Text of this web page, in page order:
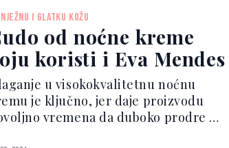
bora. Također, važno je
pažnju tehnikama...
I GLATKU KOŽU
od noćne kreme
koristi i Eva Mendes
u visokokvalitetnu noćnu
je ključno, jer daje proizvodu
vremena da duboko prodre u